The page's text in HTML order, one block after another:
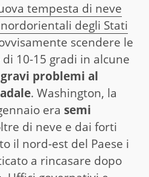
tempesta di neve
degli Stati
scendere le
10-15 gradi in alcune
problemi al
. Washington, la
era semi
di neve e dai forti
il nord-est del Paese i
a rincasare dopo